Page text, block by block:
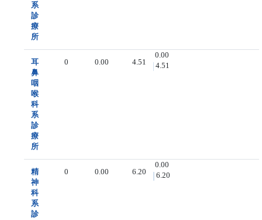
系
診
療
所
耳
鼻
咽
喉
科
系
診
療
所
0 0.00 4.51
0.00
4.51
精
神
科
系
診
0 0.00 6.20
0.00
6.20